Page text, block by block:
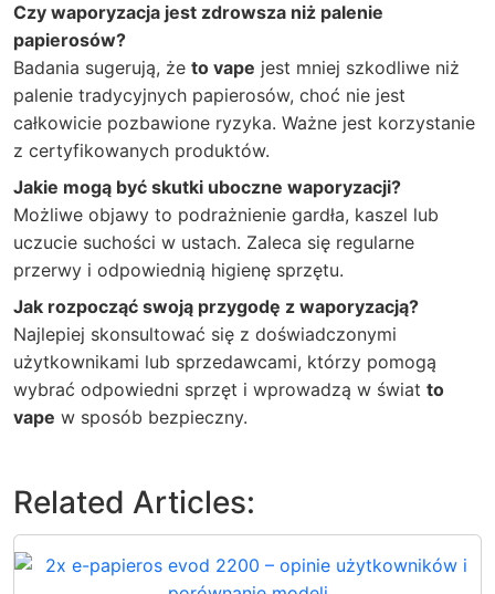
Czy waporyzacja jest zdrowsza niż palenie
papierosów?
Badania sugerują, że to vape jest mniej szkodliwe niż
palenie tradycyjnych papierosów, choć nie jest
całkowicie pozbawione ryzyka. Ważne jest korzystanie
z certyfikowanych produktów.
Jakie mogą być skutki uboczne waporyzacji?
Możliwe objawy to podrażnienie gardła, kaszel lub
uczucie suchości w ustach. Zaleca się regularne
przerwy i odpowiednią higienę sprzętu.
Jak rozpocząć swoją przygodę z waporyzacją?
Najlepiej skonsultować się z doświadczonymi
użytkownikami lub sprzedawcami, którzy pomogą
wybrać odpowiedni sprzęt i wprowadzą w świat to
vape w sposób bezpieczny.
Related Articles: